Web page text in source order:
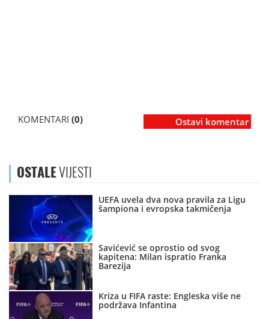
KOMENTARI (0) Ostavi komentar
OSTALEVIJESTI
UEFA uvela dva nova pravila za Ligu
šampiona i evropska takmičenja
Savićević se oprostio od svog
kapitena: Milan ispratio Franka
Barezija
Kriza u FIFA raste: Engleska više ne
podržava Infantina